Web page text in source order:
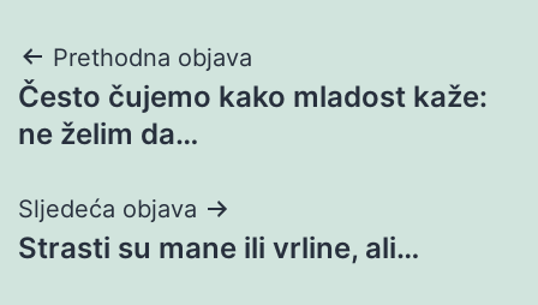
Navigacija
objava
Prethodna objava
Često čujemo kako mladost kaže:
ne želim da…
Sljedeća objava
Strasti su mane ili vrline, ali…